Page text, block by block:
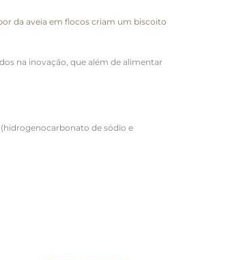
da aveia em flocos criam um biscoito
na inovação, que além de alimentar
de sódio e